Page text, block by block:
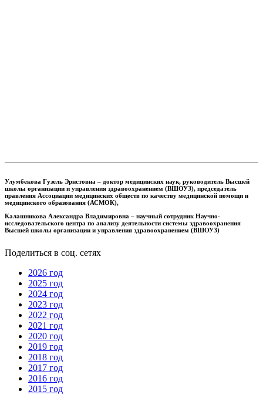
Улумбекова Гузель Эрнстовна – доктор медицинских наук, руководитель Высшей
школы организации и управления здравоохранением (ВШОУЗ), председатель
правления Ассоциации медицинских обществ по качеству медицинской помощи и
медицинского образования (АСМОК),
Калашникова Александра Владимировна – научный сотрудник Научно-
исследовательского центра по анализу деятельности системы здравоохранения
Высшей школы организации и управления здравоохранением (ВШОУЗ)
Поделиться в соц. сетях
2026 год
2025 год
2024 год
2023 год
2022 год
2021 год
2020 год
2019 год
2018 год
2017 год
2016 год
2015 год